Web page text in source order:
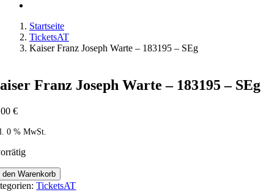
Startseite
TicketsAT
Kaiser Franz Joseph Warte – 183195 – SEg
Franz Joseph Warte – 183195 – SEg
€
0 % MwSt.
den Warenkorb
TicketsAT